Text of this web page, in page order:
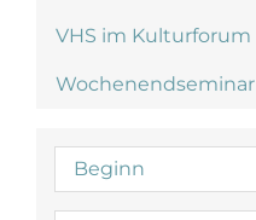
VHS im Kulturforum
Wochenendseminar
Beginn